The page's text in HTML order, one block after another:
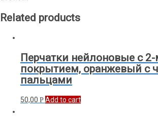
Related products
Перчатки нейлоновые с
покрытием, оранжевый с
пальцами
50,00 Р Add to cart